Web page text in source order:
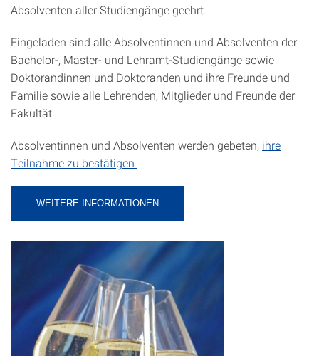
Absolventen aller Studiengänge geehrt.
Eingeladen sind alle Absolventinnen und Absolventen der
Bachelor-, Master- und Lehramt-Studiengänge sowie
Doktorandinnen und Doktoranden und ihre Freunde und
Familie sowie alle Lehrenden, Mitglieder und Freunde der
Fakultät.
Absolventinnen und Absolventen werden gebeten, ihre
Teilnahme zu bestätigen.
WEITERE INFORMATIONEN